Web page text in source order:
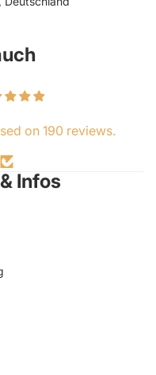
on 190 reviews.
Infos